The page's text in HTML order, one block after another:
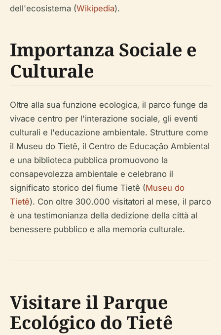
dell'ecosistema (Wikipedia).
Importanza Sociale e
Culturale
Oltre alla sua funzione ecologica, il parco funge da
vivace centro per l'interazione sociale, gli eventi
culturali e l'educazione ambientale. Strutture come
il Museu do Tietê, il Centro de Educação Ambiental
e una biblioteca pubblica promuovono la
consapevolezza ambientale e celebrano il
significato storico del fiume Tietê (Museu do
Tietê). Con oltre 300.000 visitatori al mese, il parco
è una testimonianza della dedizione della città al
benessere pubblico e alla memoria culturale.
Visitare il Parque
Ecológico do Tietê